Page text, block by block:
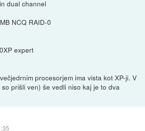
dual channel
NCQ RAID-0
expert
procesorjem ima vista kot XP-ji. V
prišli ven) še vedli niso kaj je to dva